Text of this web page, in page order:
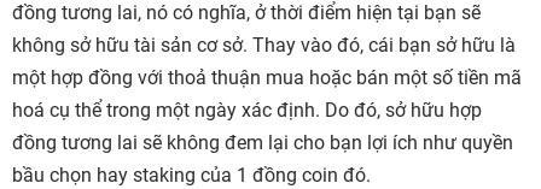
đồng tương lai, nó có nghĩa, ở thời điểm hiện tại bạn sẽ
không sở hữu tài sản cơ sở. Thay vào đó, cái bạn sở hữu là
một hợp đồng với thoả thuận mua hoặc bán một số tiền mã
hoá cụ thể trong một ngày xác định. Do đó, sở hữu hợp
đồng tương lai sẽ không đem lại cho bạn lợi ích như quyền
bầu chọn hay staking của 1 đồng coin đó.